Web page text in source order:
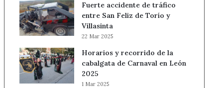
Fuerte accidente de tráfico
entre San Feliz de Torío y
Villasinta
22 Mar 2025
Horarios y recorrido de la
cabalgata de Carnaval en León
2025
1 Mar 2025